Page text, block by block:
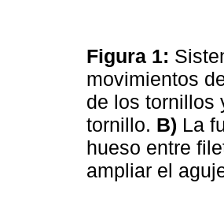
Figura 1:
movimientos
de los tornillos
tornillo. B) La
hueso entre
ampliar el